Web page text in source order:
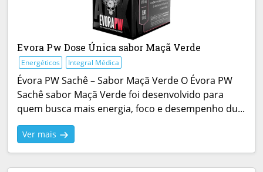
Evora Pw Dose Única sabor Maçã Verde
Energéticos Integral Médica
Évora PW Sachê – Sabor Maçã Verde O Évora PW
Sachê sabor Maçã Verde foi desenvolvido para
quem busca mais energia, foco e desempenho du...
Ver mais